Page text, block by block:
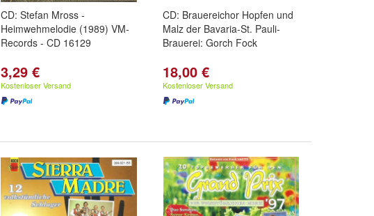
CD: Stefan Mross -
Heimwehmelodie (1989) VM-
Records - CD 16129
3,29 €
Kostenloser Versand
CD: Brauereichor Hopfen und
Malz der Bavaria-St. Pauli-
Brauerei: Gorch Fock
18,00 €
Kostenloser Versand